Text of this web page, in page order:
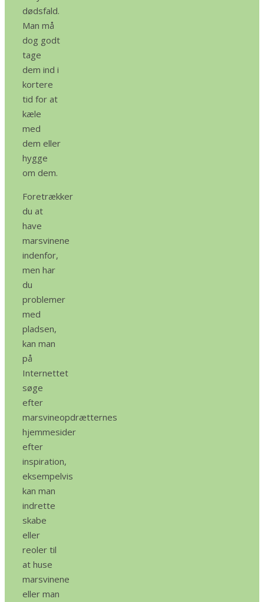
dødsfald.
Man må
dog godt
tage
dem ind i
kortere
tid for at
kæle
med
dem eller
hygge
om dem.
Foretrækker
du at
have
marsvinene
indenfor,
men har
du
problemer
med
pladsen,
kan man
på
Internettet
søge
efter
marsvineopdrætternes
hjemmesider
efter
inspiration,
eksempelvis
kan man
indrette
skabe
eller
reoler til
at huse
marsvinene
eller man